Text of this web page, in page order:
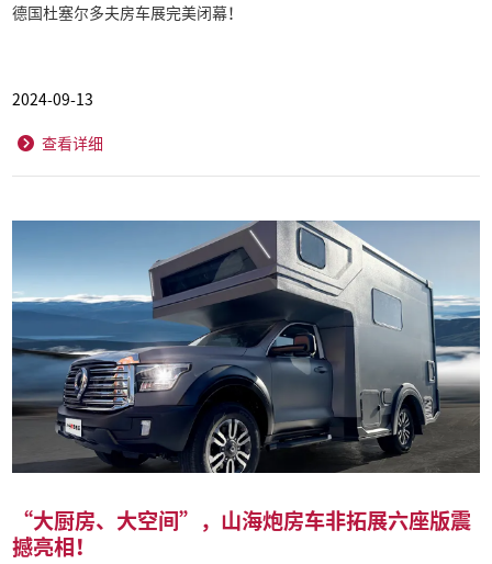
德国杜塞尔多夫房车展完美闭幕！
2024-09-13
查看详细
“大厨房、大空间”，山海炮房车非拓展六座版震
撼亮相！